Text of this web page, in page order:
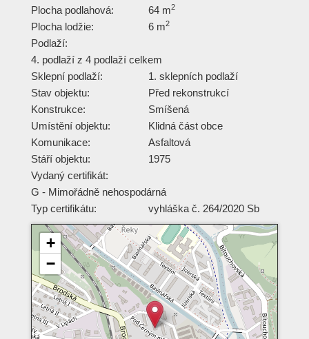
Plocha podlahová:
64 m2
Plocha lodžie: 6 m2
Podlaží:
4. podlaží z 4 podlaží celkem
Sklepní podlaží:
1. sklepních podlaží
Stav objektu:
Před rekonstrukcí
Konstrukce:
Smíšená
Umístění objektu:
Klidná část obce
Komunikace:
Asfaltová
Stáří objektu:
1975
Vydaný certifikát:
G - Mimořádně nehospodárná
Typ certifikátu:
vyhláška č. 264/2020 Sb
+
−